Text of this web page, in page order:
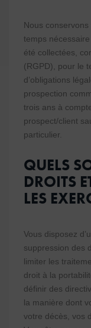
Nous
temps
été collectées,
(RGPD), pour le
d’obligations
prospection
trois ans à
prospect/client
particulier.
QUELS
DROITS
LES
Vous disposez
suppression des
limiter les
droit à la
définir des
la manière dont
votre décès, vos